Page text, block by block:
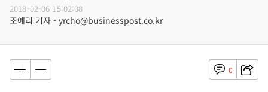
2018-02-06 15:02:08
조예리 기자 - yrcho@businesspost.co.kr
0